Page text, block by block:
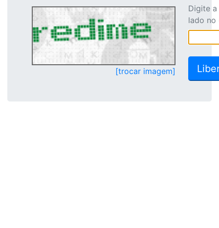
[trocar imagem]
Digite
lado no